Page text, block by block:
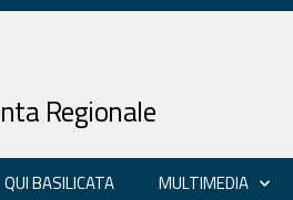
Regionale
QUI BASILICATA MULTIMEDIA